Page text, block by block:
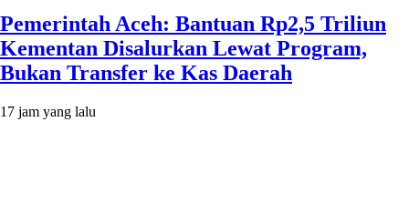
Pemerintah Aceh: Bantuan Rp2,5 Triliun
Kementan Disalurkan Lewat Program,
Bukan Transfer ke Kas Daerah
17 jam yang lalu